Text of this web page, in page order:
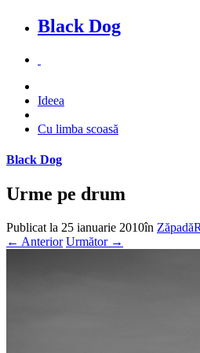
Black Dog
Ideea
Cu limba scoasă
Black Dog
Urme pe drum
Publicat la 25 ianuarie 2010în Zăpadă
← Anterior Următor →